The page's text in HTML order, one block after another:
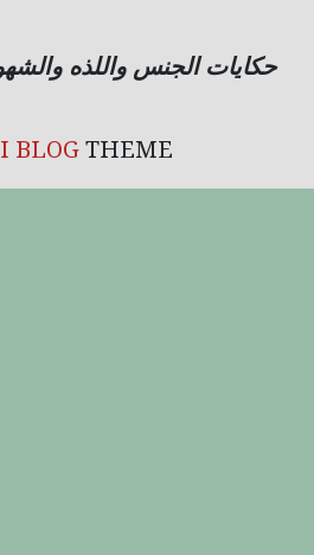
حكايات الجنس واللذه
BLOGTHEME